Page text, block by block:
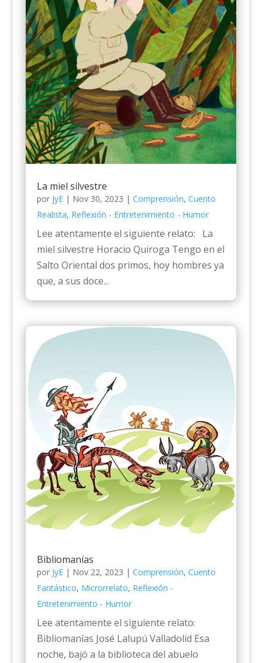
La miel silvestre
por JyE| Nov 30, 2023 | Comprensión, Cuento
Realista, Reflexión - Entretenimiento - Humor
Lee atentamente el siguiente relato: La
miel silvestre Horacio Quiroga Tengo en el
Salto Oriental dos primos, hoy hombres ya
que, a sus doce...
Bibliomanías
por JyE| Nov 22, 2023 | Comprensión, Cuento
Fantástico, Microrrelato, Reflexión -
Entretenimiento - Humor
Lee atentamente el siguiente relato:
Bibliomanías José Lalupú Valladolid Esa
noche, bajó a la biblioteca del abuelo